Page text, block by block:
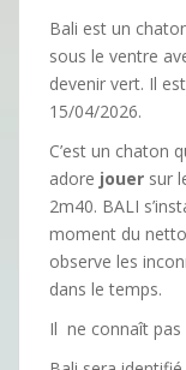
Bali est un
sous le ventre
devenir vert. Il
15/04/2026.
C’est un chaton
adore jouer sur
2m40. BALI
moment du
observe les
dans le temps.
Il ne connaît pas